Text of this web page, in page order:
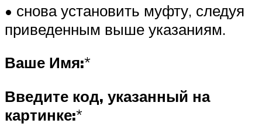
• снова установить муфту, следуя
приведенным выше указаниям.
Ваше Имя:*
Введите код, указанный на
картинке:*